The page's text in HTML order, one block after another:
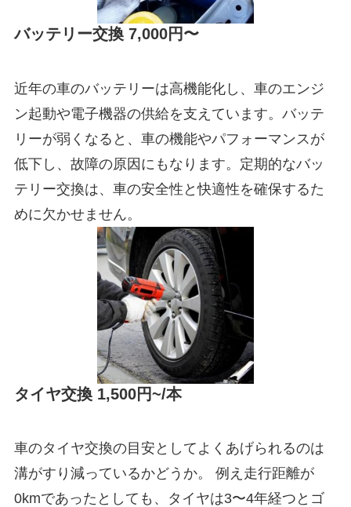
バッテリー交換 7,000円〜
近年の車のバッテリーは高機能化し、車のエンジ
ン起動や電子機器の供給を支えています。バッテ
リーが弱くなると、車の機能やパフォーマンスが
低下し、故障の原因にもなります。定期的なバッ
テリー交換は、車の安全性と快適性を確保するた
めに欠かせません。
タイヤ交換 1,500円~/本
車のタイヤ交換の目安としてよくあげられるのは
溝がすり減っているかどうか。 例え走行距離が
0kmであったとしても、タイヤは3〜4年経つとゴ